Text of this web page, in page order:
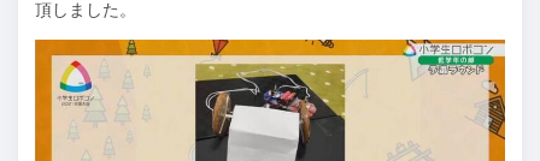
頂しました。